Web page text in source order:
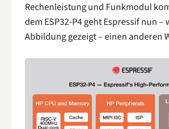
Rechenleistung und Funkmodul
dem ESP32-P4 geht Espressif nun –
Abbildung gezeigt – einen anderen